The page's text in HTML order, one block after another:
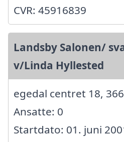
CVR: 45916839
Landsby Salonen/
v/Linda Hyllested
egedal centret 18,
Ansatte: 0
Startdato: 01. juni